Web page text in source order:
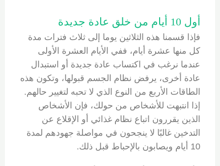
أول 10 أيام من خلق عادة جديدة
فإذا قسمنا هذه الثلاثين يوما إلى ثلاث فترات مدة
كل منها عشرة أيام، ففي الأيام العشرة الأولى
عندما نرغب في اكتساب عادة جديدة أو استبدال
عادة أخرى، يرفض نظام الجسم قبولها، وتكون هذه
الطاقات الأربع من النوع الذي لا تحبه لتغيير حالهم.
إذا انتبهت للأشخاص من حولك، فإن الأشخاص
الذين يقررون اتباع نظام غذائي أو الإقلاع عن
التدخين غالبًا لا ينجحون في مواصلة جهودهم لمدة
10 أيام ويصابون بالإحباط قبل ذلك.